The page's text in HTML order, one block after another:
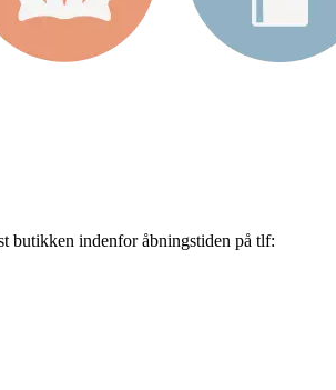
butikken indenfor åbningstiden på tlf: